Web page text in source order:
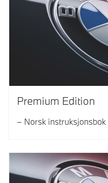
Premium Edition
Norsk instruksjonsbok